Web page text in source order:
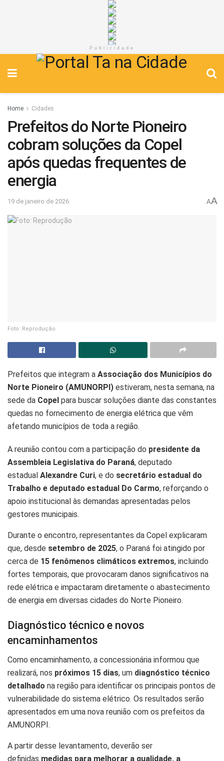
Publicidade
Home Cidades
Prefeitos do Norte Pioneiro
cobram soluções da Copel
após quedas frequentes de
energia
19 de janeiro de 2026 AA
Foto: Reprodução
Prefeitos que integram a Associação dos Municípios do
Norte Pioneiro (AMUNORPI) estiveram, nesta semana, na
sede da Copel para buscar soluções diante das constantes
quedas no fornecimento de energia elétrica que vêm
afetando municípios de toda a região.
A reunião contou com a participação do presidente da
Assembleia Legislativa do Paraná, deputado
estadual Alexandre Curi, e do secretário estadual do
Trabalho e deputado estadual Do Carmo, reforçando o
apoio institucional às demandas apresentadas pelos
gestores municipais.
Durante o encontro, representantes da Copel explicaram
que, desde setembro de 2025, o Paraná foi atingido por
cerca de 15 fenômenos climáticos extremos, incluindo
fortes temporais, que provocaram danos significativos na
rede elétrica e impactaram diretamente o abastecimento
de energia em diversas cidades do Norte Pioneiro.
Diagnóstico técnico e novos
encaminhamentos
Como encaminhamento, a concessionária informou que
realizará, nos próximos 15 dias, um diagnóstico técnico
detalhado na região para identificar os principais pontos de
vulnerabilidade do sistema elétrico. Os resultados serão
apresentados em uma nova reunião com os prefeitos da
AMUNORPI.
A partir desse levantamento, deverão ser
definidas medidas para melhorar a qualidade, a